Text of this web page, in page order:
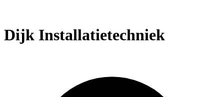
Dijk Installatietechniek